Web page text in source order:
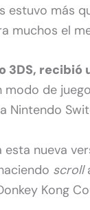
estuvo más
muchos el
3DS, recibió
de
Nintendo
nueva
scroll
Kong